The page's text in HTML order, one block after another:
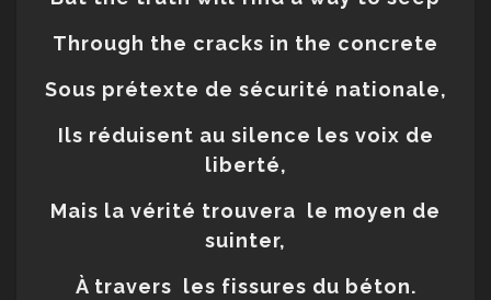
Through the cracks in the concrete
Sous prétexte de sécurité nationale,
Ils réduisent au silence les voix de
liberté,
Mais la vérité trouvera le moyen de
suinter,
À travers les fissures du béton.